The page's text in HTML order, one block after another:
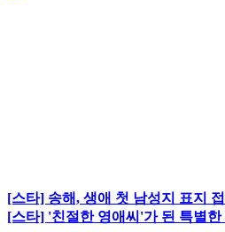
[스타] 송해, 생애 첫 남성지 표지
[스타] '친절한 영애씨'가 된 특별한